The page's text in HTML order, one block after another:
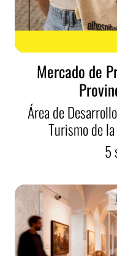
Mercado de
Área de
Turismo de
5